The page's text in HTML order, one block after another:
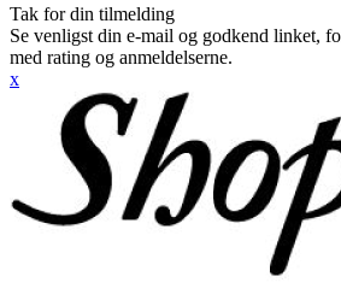
Tak for din tilmelding
Se venligst din e-mail og godkend linket,
med rating og anmeldelserne.
x